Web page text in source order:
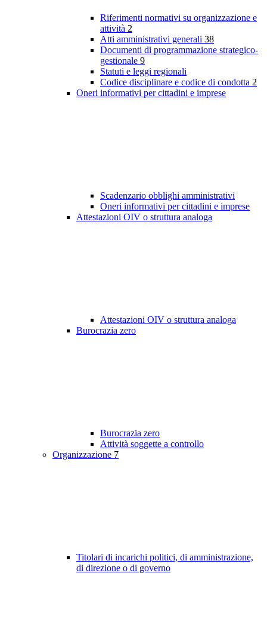
Riferimenti normativi su organizzazione e
attività 2
Atti amministrativi generali 38
Documenti di programmazione strategico-
gestionale 9
Statuti e leggi regionali
Codice disciplinare e codice di condotta 2
Oneri informativi per cittadini e imprese
Scadenzario obblighi amministrativi
Oneri informativi per cittadini e imprese
Attestazioni OIV o struttura analoga
Attestazioni OIV o struttura analoga
Burocrazia zero
Burocrazia zero
Attività soggette a controllo
Organizzazione 7
Titolari di incarichi politici, di amministrazione,
di direzione o di governo